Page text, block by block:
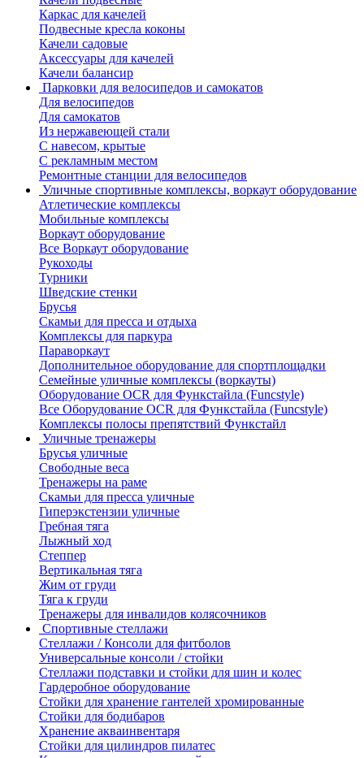
Каркас для качелей
Подвесные кресла коконы
Качели садовые
Аксессуары для качелей
Качели балансир
Парковки для велосипедов и самокатов
Для велосипедов
Для самокатов
Из нержавеющей стали
С навесом, крытые
С рекламным местом
Ремонтные станции для велосипедов
Уличные спортивные комплексы, воркаут оборудование
Атлетические комплексы
Мобильные комплексы
Воркаут оборудование
Все Воркаут оборудование
Рукоходы
Турники
Шведские стенки
Брусья
Скамьи для пресса и отдыха
Комплексы для паркура
Параворкаут
Дополнительное оборудование для спортплощадки
Семейные уличные комплексы (воркауты)
Оборудование OCR для Функстайла (Funcstyle)
Все Оборудование OCR для Функстайла (Funcstyle)
Комплексы полосы препятствий Функстайл
Уличные тренажеры
Брусья уличные
Свободные веса
Тренажеры на раме
Скамьи для пресса уличные
Гиперэкстензии уличные
Гребная тяга
Лыжный ход
Степпер
Вертикальная тяга
Жим от груди
Тяга к груди
Тренажеры для инвалидов колясочников
Спортивные стеллажи
Стеллажи / Консоли для фитболов
Универсальные консоли / стойки
Стеллажи подставки и стойки для шин и колес
Гардеробное оборудование
Стойки для хранение гантелей хромированные
Стойки для бодибаров
Хранение акваинвентаря
Стойки для цилиндров пилатес